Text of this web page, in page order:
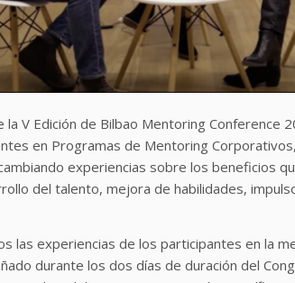
la V Edición de Bilbao Mentoring Conference
en Programas de Mentoring
experiencias sobre los beneficios
del talento, mejora de habilidades,
las experiencias de los participantes en la
durante los dos días de duración del